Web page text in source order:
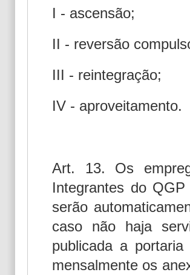
I - ascensão;
II - reversão
III - reintegração;
IV - aproveitamento.
Art. 13. Os
Integrantes do
serão
caso não haja
publicada a
mensalmente os